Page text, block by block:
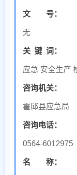
文 号：
无
关 键 词：
应急 安全生产
咨询机关：
霍邱县应急局
咨询电话：
0564-6012975
名 称：